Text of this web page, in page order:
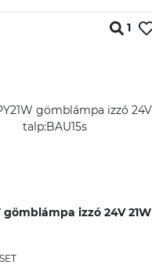
1
gömblámpa izzó 24V 21W